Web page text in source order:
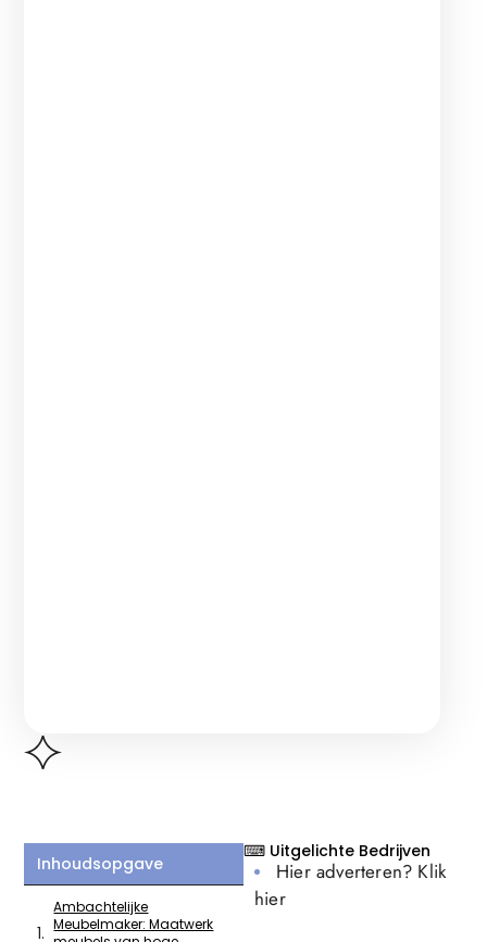
Inhoudsopgave
Ambachtelijke
Meubelmaker: Maatwerk
⌨ Uitgelichte Bedrijven
Hier adverteren? Klik
hier